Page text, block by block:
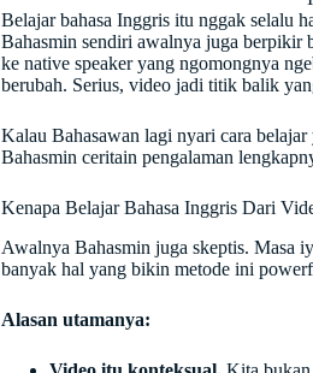
Belajar bahasa Inggris itu nggak selalu
Bahasmin sendiri awalnya juga berpikir
ke native speaker yang ngomongnya
berubah. Serius, video jadi titik balik
Kalau Bahasawan lagi nyari cara
Bahasmin ceritain pengalaman
Kenapa Belajar Bahasa Inggris Dari
Awalnya Bahasmin juga skeptis. Masa
banyak hal yang bikin metode ini
Alasan utamanya: